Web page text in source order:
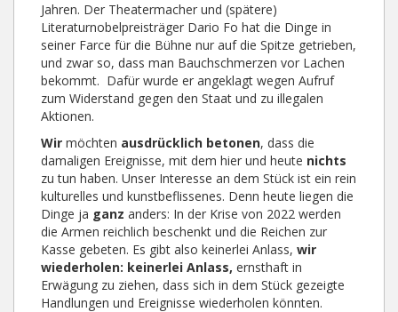
Jahren. Der Theatermacher und (spätere)
Literaturnobelpreisträger Dario Fo hat die Dinge in
seiner Farce für die Bühne nur auf die Spitze getrieben,
und zwar so, dass man Bauchschmerzen vor Lachen
bekommt. Dafür wurde er angeklagt wegen Aufruf
zum Widerstand gegen den Staat und zu illegalen
Aktionen.
Wir möchten ausdrücklich betonen, dass die
damaligen Ereignisse, mit dem hier und heute nichts
zu tun haben. Unser Interesse an dem Stück ist ein rein
kulturelles und kunstbeflissenes. Denn heute liegen die
Dinge ja ganz anders: In der Krise von 2022 werden
die Armen reichlich beschenkt und die Reichen zur
Kasse gebeten. Es gibt also keinerlei Anlass, wir
wiederholen: keinerlei Anlass, ernsthaft in
Erwägung zu ziehen, dass sich in dem Stück gezeigte
Handlungen und Ereignisse wiederholen könnten.